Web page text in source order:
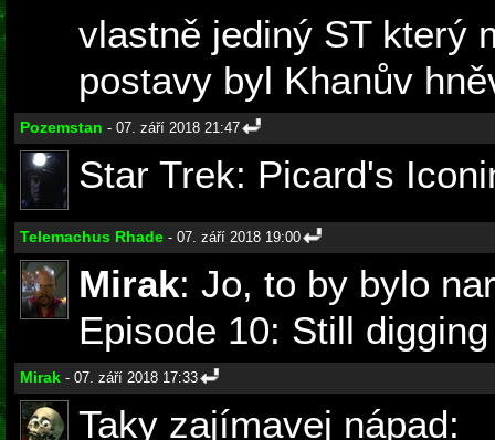
vlastně jediný ST který
postavy byl Khanův
Pozemstan - 07. září 2018 21:47
Star Trek: Picard's
Telemachus Rhade - 07. září 2018 19:00
Mirak: Jo, to by bylo
Episode 10: Still
Mirak - 07. září 2018 17:33
Taky zajímavej nápad: